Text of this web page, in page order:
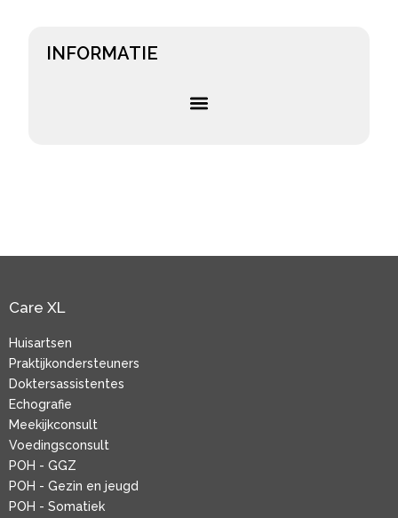
INFORMATIE
Care XL
Huisartsen
Praktijkondersteuners
Doktersassistentes
Echografie
Meekijkconsult
Voedingsconsult
POH - GGZ
POH - Gezin en jeugd
POH - Somatiek